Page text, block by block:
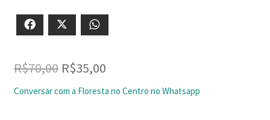
Facebook
R$70,00 O
preço
R$35,00O
preço
Conversar com a Floresta no Centro no Whatsapp